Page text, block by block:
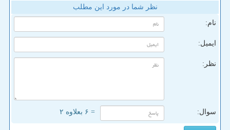
نظر شما در مورد این مطلب
نام:
ایمیل:
نظر:
سوال: = ۶ بعلاوه ۲